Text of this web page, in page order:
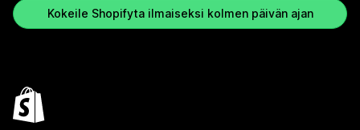
Kokeile Shopifyta ilmaiseksi kolmen päivän ajan